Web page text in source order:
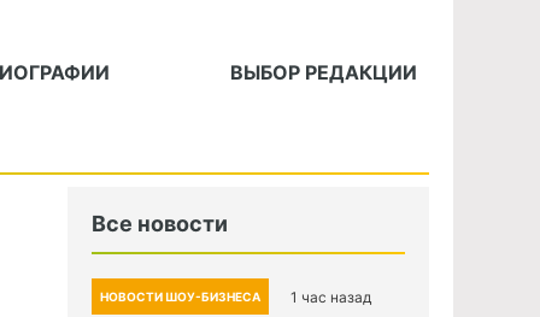
ВЫБОР РЕДАКЦИИ
Все новости
НОВОСТИ ШОУ-БИЗНЕСА 1 час назад